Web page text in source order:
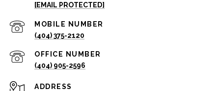
[EMAIL PROTECTED]
(404) 375-2120
(404) 905-2596
ADDRESS